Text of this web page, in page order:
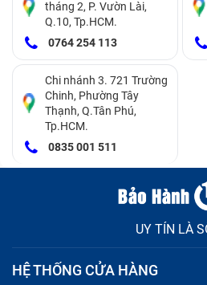
Vỏ laptop được chế tạo từ
kim nhôm, có độ bền rất cao,
một số tác động ngoại lực để
chất liệu nhựa có thể vẫn có
thận. Nhưng, điều đó không
gặp sự cố, vậy khi nào bạn
Inspiron 13 7359-C3I7115
khi gặp những trường hợp sau:
Vỏ máy laptop bị móp méo
hưởng tới các bộ phận khác
Vỏ laptop Dell Inspiron 13
tháng 2, P. Vườn Lài,
Q.10, Tp.HCM.
0764 254 113
Chi nhánh 3. 721 Trường
Chinh, Phường Tây
Thạnh, Q.Tân Phú,
Tp.HCM.
0835 001 511
UY TÍN LÀ
HỆ THỐNG CỬA HÀNG